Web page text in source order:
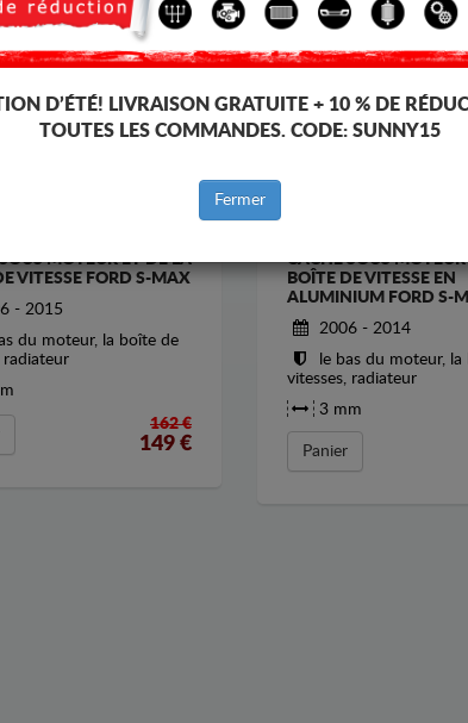
MOTEUR ET DE LA
VITESSE FORD S-MAX
- 2015
du moteur, la boîte de
radiateur
162 €
149€
CACHE SOUS
BOÎTE DE VITESSE EN
ALUMINIUM FORD S-
2006 - 2014
le bas du moteur,
vitesses, radiateur
3 mm
Panier
D’ÉTÉ! LIVRAISON GRATUITE + 10 % DE
TOUTES LES COMMANDES. CODE: SUNNY15
Fermer